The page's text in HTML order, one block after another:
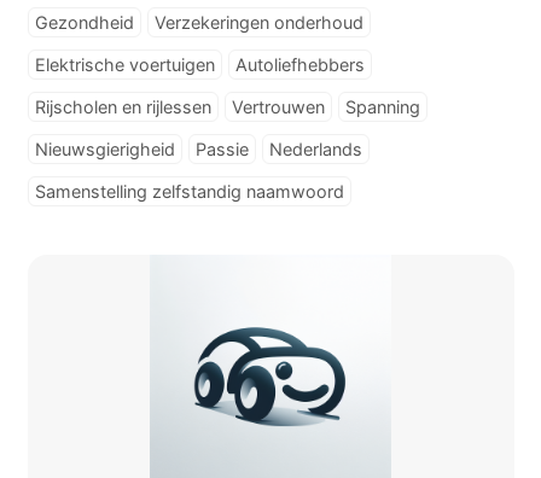
Gezondheid Verzekeringen onderhoud
Elektrische voertuigen Autoliefhebbers
Rijscholen en rijlessen Vertrouwen Spanning
Nieuwsgierigheid Passie Nederlands
Samenstelling zelfstandig naamwoord